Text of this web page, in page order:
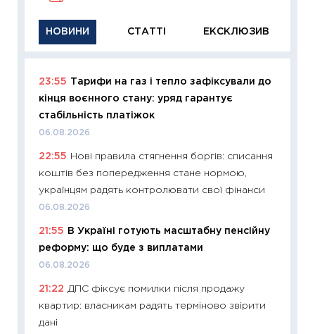
НОВИНИ СТАТТІ ЕКСКЛЮЗИВ
23:55 Тарифи на газ і тепло зафіксували до
кінця воєнного стану: уряд гарантує
стабільність платіжок
06.08.2026
22:55
Нові правила стягнення боргів: списання
коштів без попередження стане нормою,
українцям радять контролювати свої фінанси
06.08.2026
21:55
В Україні готують масштабну пенсійну
реформу: що буде з виплатами
06.08.2026
21:22 ДПС фіксує помилки після продажу
квартир: власникам радять терміново звірити
дані